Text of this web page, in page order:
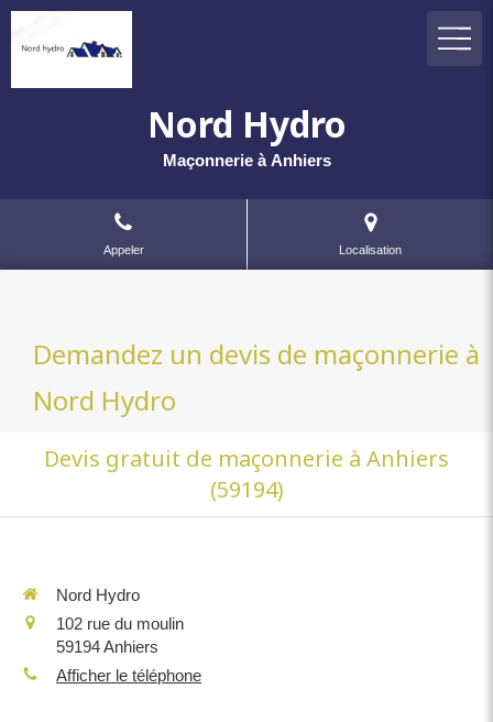
Nord Hydro
Maçonnerie à Anhiers
Appeler Localisation
Demandez un devis de maçonnerie à
Nord Hydro
Devis gratuit de maçonnerie à Anhiers
(59194)
Nord Hydro
102 rue du moulin
59194Anhiers
Afficher le téléphone